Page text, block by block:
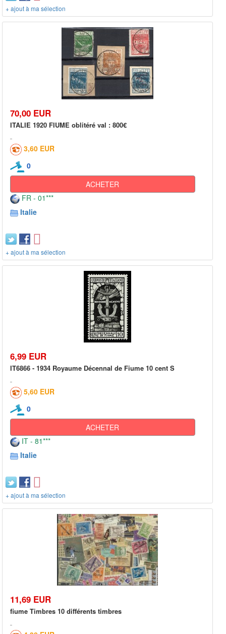
+ ajout à ma sélection
70,00 EUR
ITALIE 1920 FIUME oblitéré val : 800€
3,60 EUR
0
ACHETER
FR - 01***
Italie
+ ajout à ma sélection
6,99 EUR
IT6866 - 1934 Royaume Décennal de Fiume 10 cent S
5,60 EUR
0
ACHETER
IT - 81***
Italie
+ ajout à ma sélection
11,69 EUR
fiume Timbres 10 différents timbres